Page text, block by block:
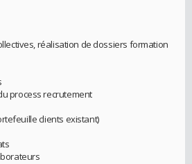
réalisation de dossiers formation
process recrutement
clients existant)